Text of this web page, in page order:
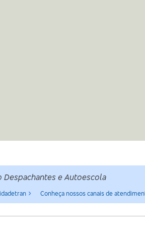
Despachantes e Autoescola
Conheça nossos canais de